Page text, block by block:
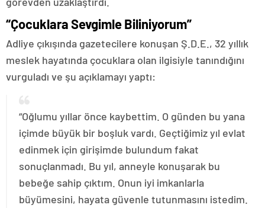
“Çocuklara Sevgimle Biliniyorum”
Adliye çıkışında gazetecilere konuşan Ş.D.E., 32 yıllık
meslek hayatında çocuklara olan ilgisiyle tanındığını
vurguladı ve şu açıklamayı yaptı:
“Oğlumu yıllar önce kaybettim. O günden bu yana
içimde büyük bir boşluk vardı. Geçtiğimiz yıl evlat
edinmek için girişimde bulundum fakat
sonuçlanmadı. Bu yıl, anneyle konuşarak bu
bebeğe sahip çıktım. Onun iyi imkanlarla
büyümesini, hayata güvenle tutunmasını istedim.